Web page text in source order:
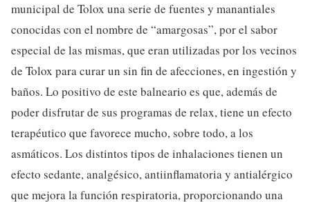
municipal de Tolox una serie de fuentes y manantiales
conocidas con el nombre de “amargosas”, por el sabor
especial de las mismas, que eran utilizadas por los vecinos
de Tolox para curar un sin fin de afecciones, en ingestión y
baños. Lo positivo de este balneario es que, además de
poder disfrutar de sus programas de relax, tiene un efecto
terapéutico que favorece mucho, sobre todo, a los
asmáticos. Los distintos tipos de inhalaciones tienen un
efecto sedante, analgésico, antiinflamatoria y antialérgico
que mejora la función respiratoria, proporcionando una